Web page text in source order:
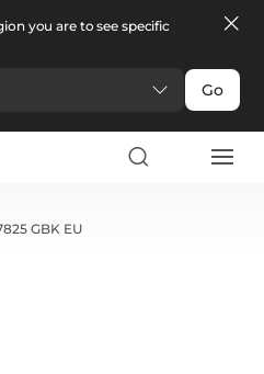
you are to see specific
Go
GBK EU